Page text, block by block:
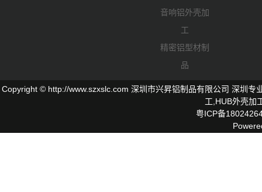
音响铝外壳加
工
精密铝型材制
品
Copyright © http://www.szxslc.com 深圳市兴昇铝制品有限公司 深圳专
工, HUB外壳加
粤ICP备